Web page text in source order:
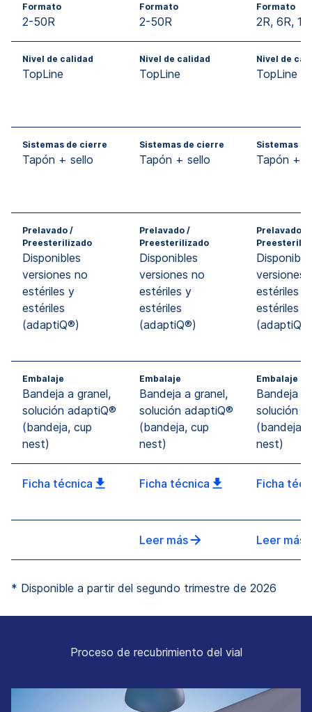
Formato
2-50R
Formato
2-50R
Formato
2R, 6R,
Nivel de calidad
TopLine
Nivel de calidad
TopLine
Nivel de
TopLine
Sistemas de cierre
Tapón + sello
Sistemas de cierre
Tapón + sello
Sistemas
Tapón +
Prelavado /
Preesterilizado
Disponibles
versiones no
estériles y
estériles
(adaptiQ®)
Prelavado /
Preesterilizado
Disponibles
versiones no
estériles y
estériles
(adaptiQ®)
Prelavado /
versiones
estériles y
estériles
Embalaje
Bandeja a granel,
solución adaptiQ®
(bandeja, cup
nest)
Embalaje
Bandeja a granel,
solución adaptiQ®
(bandeja, cup
nest)
Embalaje
Bandeja a
solución
(bandeja,
nest)
Ficha técnica Ficha técnica Ficha
Leer más Leer más
* Disponible a partir del segundo trimestre de 2026
Proceso de recubrimiento del vial